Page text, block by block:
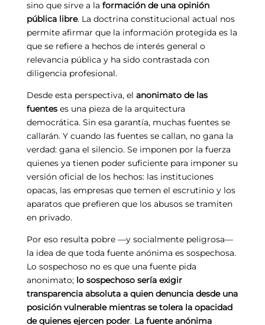
sino que sirve a la formación de una opinión
pública libre. La doctrina constitucional actual nos
permite afirmar que la información protegida es la
que se refiere a hechos de interés general o
relevancia pública y ha sido contrastada con
diligencia profesional.
Desde esta perspectiva, el anonimato de las
fuenteses una pieza de la arquitectura
democrática. Sin esa garantía, muchas fuentes se
callarán. Y cuando las fuentes se callan, no gana la
verdad: gana el silencio. Se imponen por la fuerza
quienes ya tienen poder suficiente para imponer su
versión oficial de los hechos: las instituciones
opacas, las empresas que temen el escrutinio y los
aparatos que prefieren que los abusos se tramiten
en privado.
Por eso resulta pobre —y socialmente peligrosa—
la idea de que toda fuente anónima es sospechosa.
Lo sospechoso no es que una fuente pida
anonimato; lo sospechoso sería exigir
transparencia absoluta a quien denuncia desde una
posición vulnerable mientras se tolera la opacidad
de quienes ejercen poder. La fuente anónima